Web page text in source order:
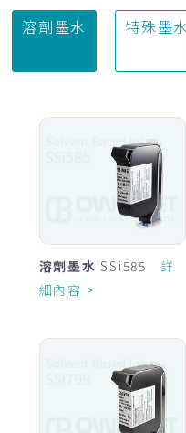
溶劑墨水 特殊墨水
溶劑墨水SSi585
詳
細內容 >